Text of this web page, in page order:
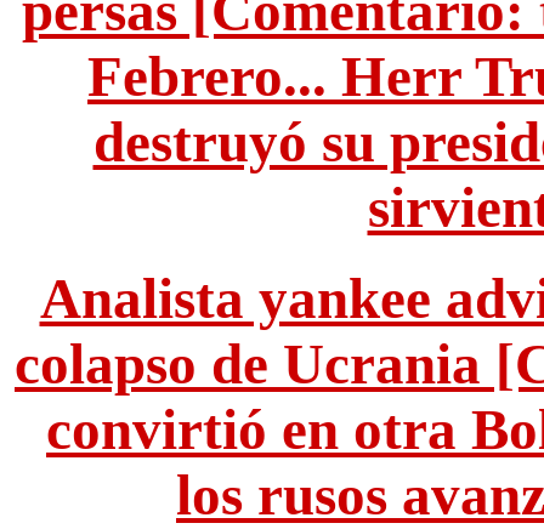
Febrero... Herr
destruyó su
Analista yankee
colapso de Ucrania
convirtió en otra
los rusos